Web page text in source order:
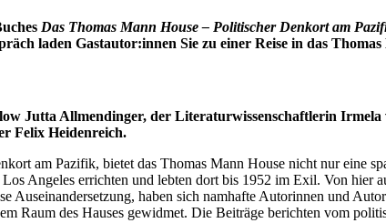
Das Thomas Mann House – Politischer Denkort am
laden Gastautor:innen Sie zu einer Reise in das
Jutta Allmendinger, der Literaturwissenschaftlerin
Felix Heidenreich.
am Pazifik, bietet das Thomas Mann House nicht nur eine
Angeles errichten und lebten dort bis 1952 im Exil. Von hier
Auseinandersetzung, haben sich namhafte Autorinnen und
Raum des Hauses gewidmet. Die Beiträge berichten vom